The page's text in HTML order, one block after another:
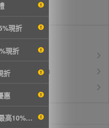
現折
現折
折
惠
10%現折
費$0
起(以克計價)